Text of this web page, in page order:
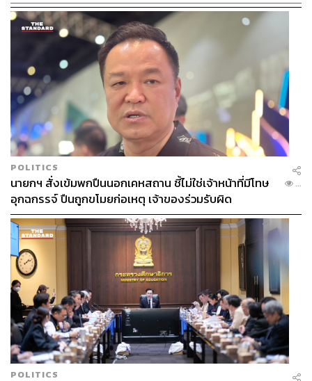
POLITICS
นายกฯ สั่งเข้มพกปืนนอกเคหสถาน ชี้ไม่ใช่เจ้าหน้าที่มีโทษ
อุกฉกรรจ์ ปืนถูกขโมยก่อเหตุ เจ้าของร่วมรับผิด
...
POLITICS